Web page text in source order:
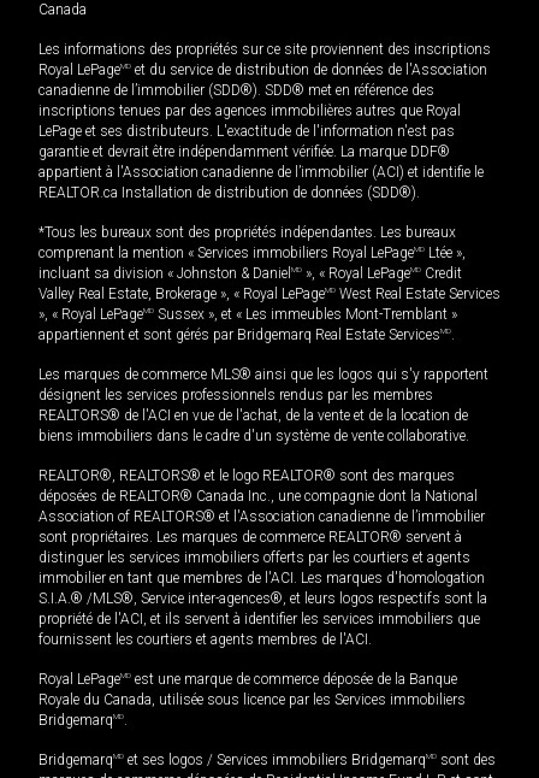
Canada
Les informations des propriétés sur ce site proviennent des inscriptions
Royal LePageMD et du service de distribution de données de l'Association
canadienne de l’immobilier (SDD®). SDD® met en référence des
inscriptions tenues par des agences immobilières autres que Royal
LePage et ses distributeurs. L'exactitude de l'information n'est pas
garantie et devrait être indépendamment vérifiée. La marque DDF®
appartient à l'Association canadienne de l’immobilier (ACI) et identifie le
REALTOR.ca Installation de distribution de données (SDD®).
*Tous les bureaux sont des propriétés indépendantes. Les bureaux
comprenant la mention « Services immobiliers Royal LePageMD Ltée »,
incluant sa division « Johnston & Daniel MD », « Royal LePageMD Credit
Valley Real Estate, Brokerage », « Royal LePageMD West Real Estate Services
», « Royal LePageMD Sussex », et « Les immeubles Mont-Tremblant »
appartiennent et sont gérés par Bridgemarq Real Estate ServicesMD.
Les marques de commerce MLS® ainsi que les logos qui s'y rapportent
désignent les services professionnels rendus par les membres
REALTORS® de l'ACI en vue de l'achat, de la vente et de la location de
biens immobiliers dans le cadre d'un système de vente collaborative.
REALTOR®, REALTORS® et le logo REALTOR® sont des marques
déposées de REALTOR® Canada Inc., une compagnie dont la National
Association of REALTORS® et l'Association canadienne de l’immobilier
sont propriétaires. Les marques de commerce REALTOR® servent à
distinguer les services immobiliers offerts par les courtiers et agents
immobilier en tant que membres de l'ACI. Les marques d'homologation
S.I.A.® /MLS®, Service inter-agences®, et leurs logos respectifs sont la
propriété de l'ACI, et ils servent à identifier les services immobiliers que
fournissent les courtiers et agents membres de l'ACI.
Royal LePageMD est une marque de commerce déposée de la Banque
Royale du Canada, utilisée sous licence par les Services immobiliers
BridgemarqMD.
BridgemarqMD et ses logos / Services immobiliers BridgemarqMD sont des